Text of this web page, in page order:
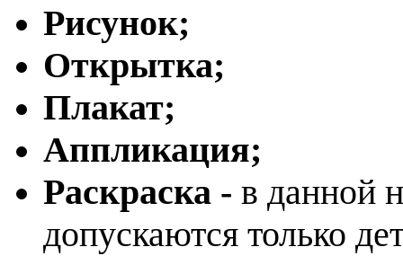
Рисунок;
Открытка;
Плакат;
Аппликация;
Раскраска - в данной
допускаются только